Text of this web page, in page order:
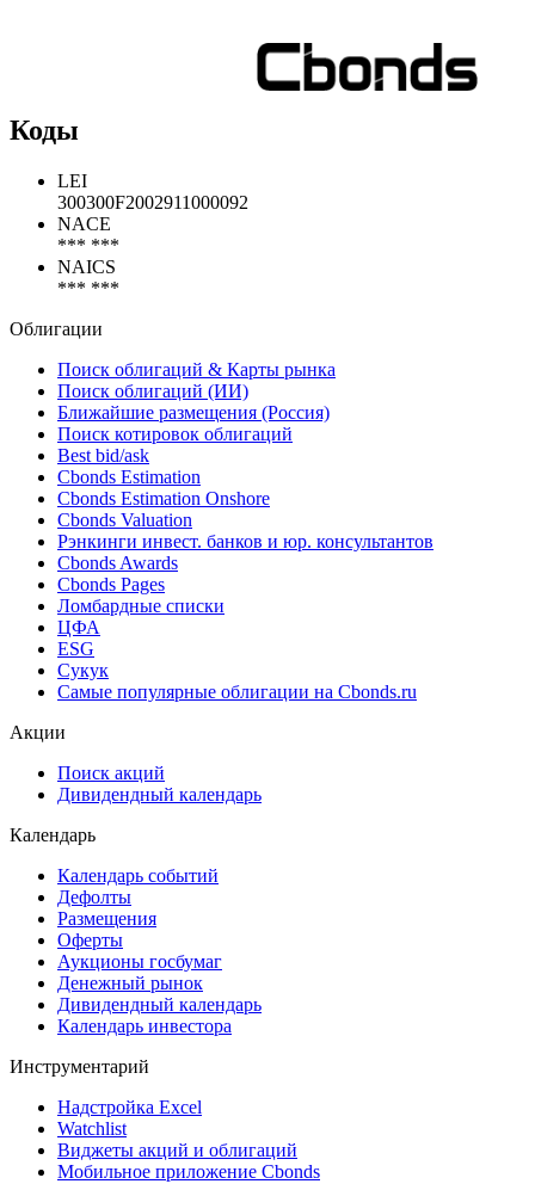
Коды
LEI
300300F2002911000092
NACE
*** ***
NAICS
*** ***
Облигации
Поиск облигаций & Карты рынка
Поиск облигаций (ИИ)
Ближайшие размещения (Россия)
Поиск котировок облигаций
Best bid/ask
Cbonds Estimation
Cbonds Estimation Onshore
Cbonds Valuation
Рэнкинги инвест. банков и юр. консультантов
Cbonds Awards
Cbonds Pages
Ломбардные списки
ЦФА
ESG
Сукук
Самые популярные облигации на Cbonds.ru
Акции
Поиск акций
Дивидендный календарь
Календарь
Календарь событий
Дефолты
Размещения
Оферты
Аукционы госбумаг
Денежный рынок
Дивидендный календарь
Календарь инвестора
Инструментарий
Надстройка Excel
Watchlist
Виджеты акций и облигаций
Мобильное приложение Cbonds